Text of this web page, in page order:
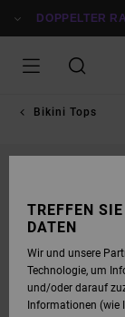
ZUR
DOPPELTER
Bikini Tops
TREFFEN
DATEN
Wir und unsere
Technologie, um
und/oder darauf
Informationen (wie